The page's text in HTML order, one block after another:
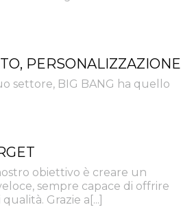
PERSONALIZZAZIONE
settore, BIG BANG ha quello
obiettivo è creare un
sempre capace di offrire
Grazie a[...]